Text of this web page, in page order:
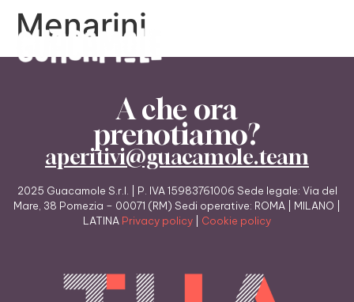
Menarini
A che ora
prenotiamo?
aperitivi@guacamole.team
2025 Guacamole S.r.l. | P. IVA 15983761006 Sede legale: Via del
Mare, 38 Pomezia – 00071 (RM) Sedi operative: ROMA | MILANO |
LATINA Privacy policy Cookie policy